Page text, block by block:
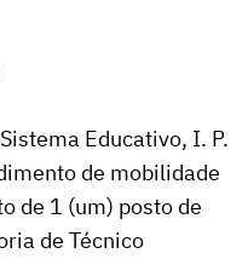
Educativo, I. P.
de mobilidade
de 1 (um) posto de
de Técnico